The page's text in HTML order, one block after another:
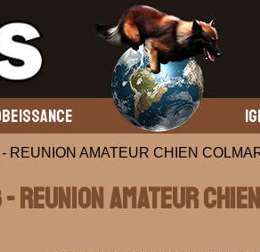
REUNION AMATEUR CHIEN
REUNION AMATEUR